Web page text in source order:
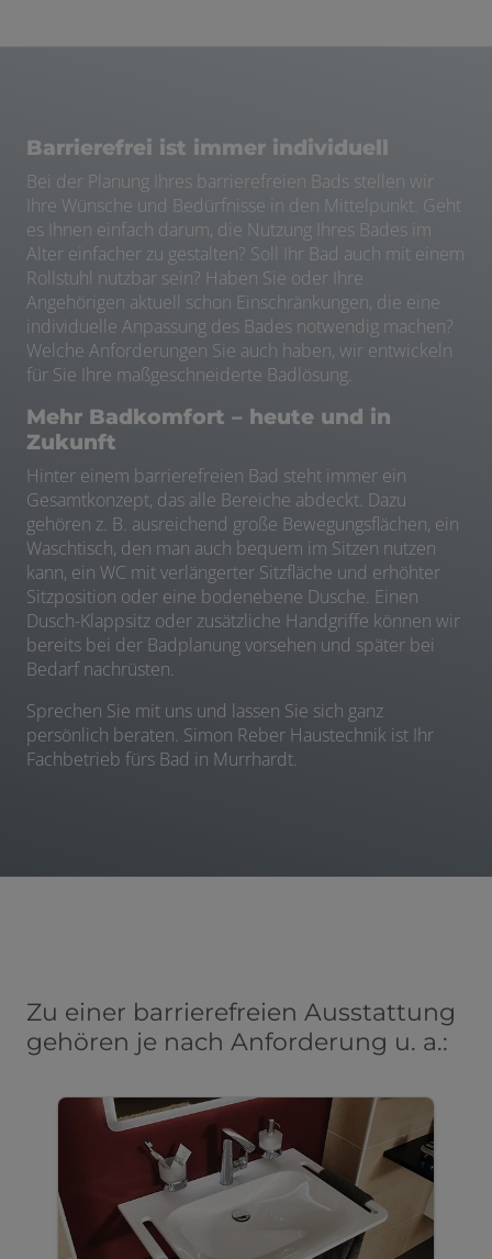
Barrierefrei ist immer individuell
Bei der Planung Ihres barrierefreien Bads stellen wir
Ihre Wünsche und Bedürfnisse in den Mittelpunkt. Geht
es Ihnen einfach darum, die Nutzung Ihres Bades im
Alter einfacher zu gestalten? Soll Ihr Bad auch mit einem
Rollstuhl nutzbar sein? Haben Sie oder Ihre
Angehörigen aktuell schon Einschränkungen, die eine
individuelle Anpassung des Bades notwendig machen?
Welche Anforderungen Sie auch haben, wir entwickeln
für Sie Ihre maßgeschneiderte Badlösung.
Mehr Badkomfort – heute und in
Zukunft
Hinter einem barrierefreien Bad steht immer ein
Gesamtkonzept, das alle Bereiche abdeckt. Dazu
gehören z. B. ausreichend große Bewegungsflächen, ein
Waschtisch, den man auch bequem im Sitzen nutzen
kann, ein WC mit verlängerter Sitzfläche und erhöhter
Sitzposition oder eine bodenebene Dusche. Einen
Dusch-Klappsitz oder zusätzliche Handgriffe können wir
bereits bei der Badplanung vorsehen und später bei
Bedarf nachrüsten.
Sprechen Sie mit uns und lassen Sie sich ganz
persönlich beraten. Simon Reber Haustechnik ist Ihr
Fachbetrieb fürs Bad in Murrhardt.
Zu einer barrierefreien Ausstattung
gehören je nach Anforderung u. a.: